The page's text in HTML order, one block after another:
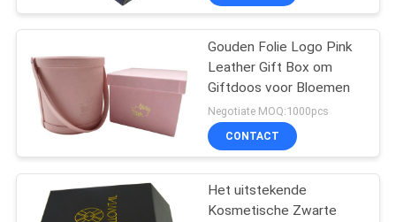
Gouden Folie Logo Pink
Leather Gift Box om
Giftdoos voor Bloemen
Negotiate MOQ:1000pcs
CONTACT
Het uitstekende
Kosmetische Zwarte